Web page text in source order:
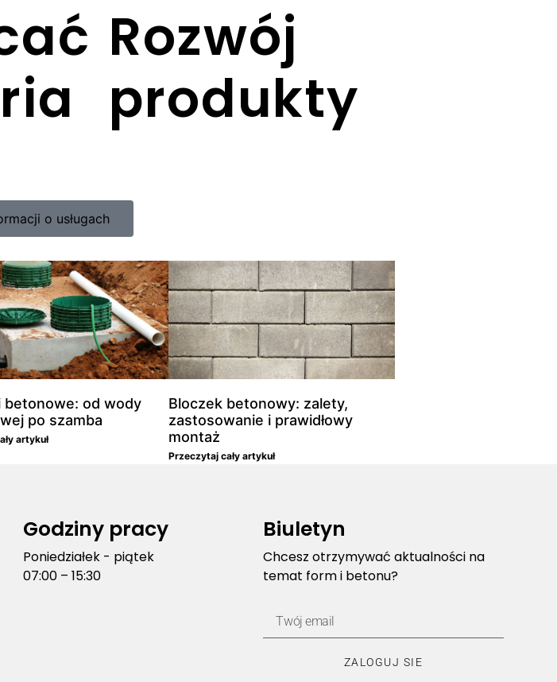
Rozwój
produkty
o usługach
betonowe: od wody
po szamba
artykuł
Bloczek betonowy: zalety,
zastosowanie i prawidłowy
montaż
Przeczytaj cały artykuł
Godziny pracy
Poniedziałek - piątek
07:00 – 15:30
Biuletyn
Chcesz otrzymywać aktualności na
temat form i betonu?
ZALOGUJ SIE